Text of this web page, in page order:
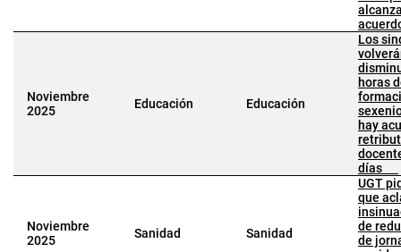
Noviembre
2025
Educación Educación
Los
horas
hay
días
Noviembre
2025
Sanidad Sanidad
UGT
que
de
de